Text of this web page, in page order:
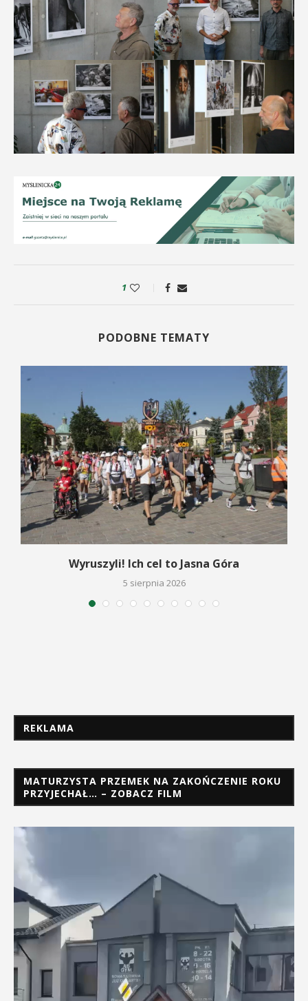
1
PODOBNE TEMATY
Wyruszyli! Ich cel to Jasna Góra
5 sierpnia 2026
REKLAMA
MATURZYSTA PRZEMEK NA ZAKOŃCZENIE ROKU
PRZYJECHAŁ… – ZOBACZ FILM
Odtwarzacz